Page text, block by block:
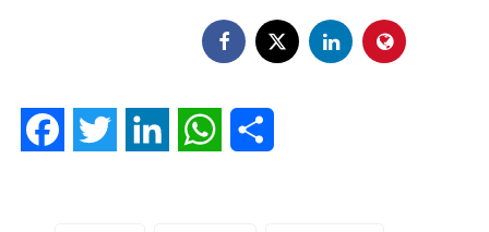
FacebookTwitter LinkedIn WhatsApp